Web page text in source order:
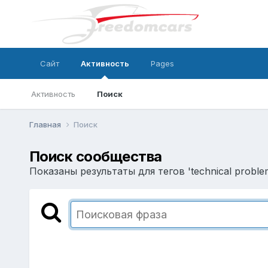
Сайт Активность
Активность Поиск
Pages
Главная Поиск
Поиск сообщества
Показаны результаты для тегов 'technical